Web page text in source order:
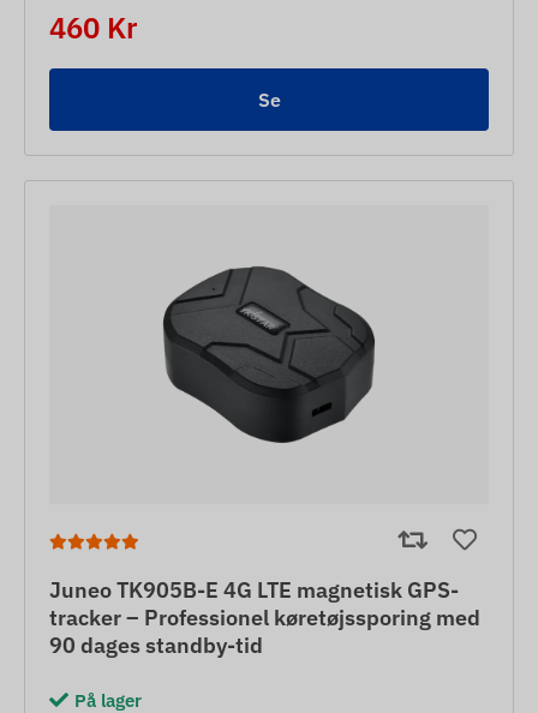
460 Kr
Se
Juneo TK905B-E 4G LTE magnetisk GPS-
tracker – Professionel køretøjssporing med
90 dages standby-tid
På lager